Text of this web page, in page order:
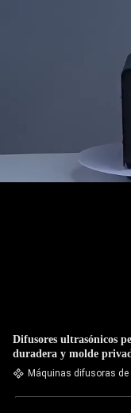
Difusores ultrasónicos
duradera y molde
Máquinas difusoras de